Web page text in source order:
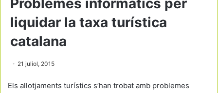
Problemes informàtics per
liquidar la taxa turística
catalana
21 juliol, 2015
Els allotjaments turístics s’han trobat amb problemes